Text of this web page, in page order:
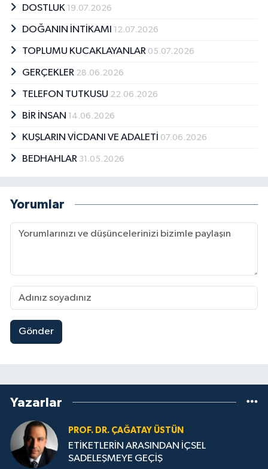
DOSTLUK 19.07.2026
DOĞANIN İNTİKAMI 12.07.2026
TOPLUMU KUCAKLAYANLAR 05.07.2026
GERÇEKLER 28.06.2026
TELEFON TUTKUSU 22.06.2026
BİR İNSAN 14.06.2026
KUŞLARIN VİCDANI VE ADALETİ 07.06.2026
BEDHAHLAR 31.05.2026
Yorumlar
Gönder
Yazarlar
PROF. DR. ÇAĞATAY ÜSTÜN
ETİKETLERİN ARASINDAN İÇSEL
SADELEŞMEYE GEÇİŞ